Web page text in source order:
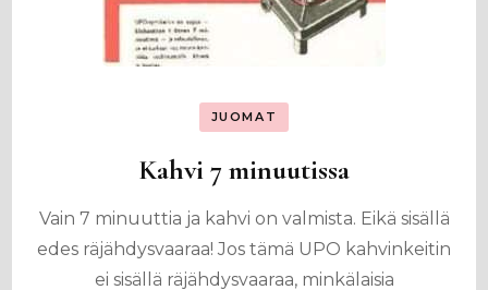
JUOMAT
Kahvi 7 minuutissa
Vain 7 minuuttia ja kahvi on valmista. Eikä sisällä
edes räjähdysvaaraa! Jos tämä UPO kahvinkeitin
ei sisällä räjähdysvaaraa, minkälaisia